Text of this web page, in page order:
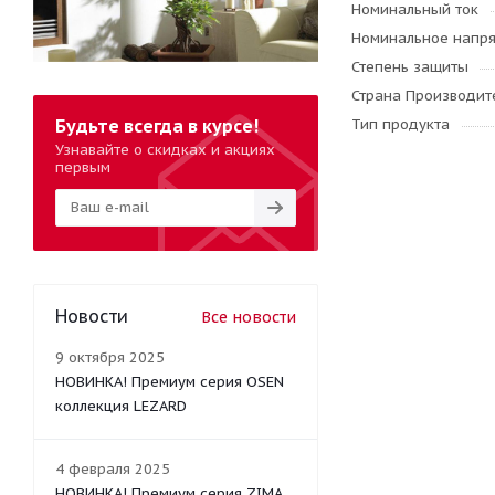
Номинальный ток
Номинальное
Степень защиты
Страна
Тип продукта
Будьте всегда в курсе!
Узнавайте о скидках и акциях
первым
Новости Все новости
9 октября 2025
НОВИНКА! Премиум серия OSEN
коллекция LEZARD
4 февраля 2025